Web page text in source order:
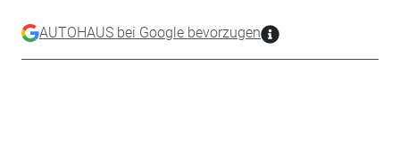
AUTOHAUS bei Google bevorzugen